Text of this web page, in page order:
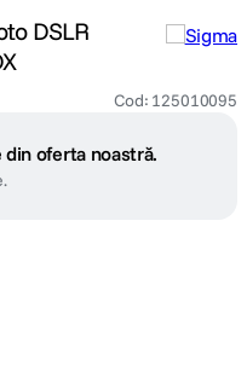
DSLR
Cod: 125010095
oferta noastră.